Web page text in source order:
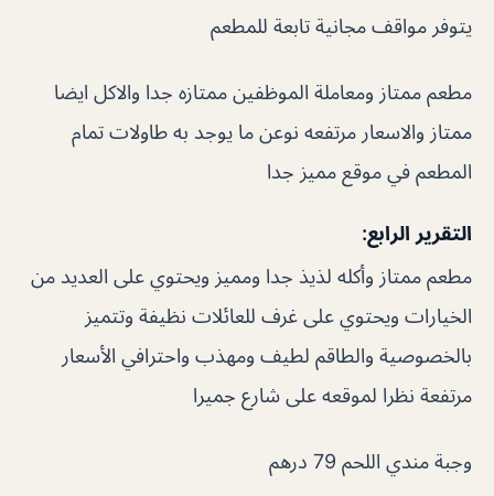
يتوفر مواقف مجانية تابعة للمطعم
مطعم ممتاز ومعاملة الموظفين ممتازه جدا والاكل ايضا
ممتاز والاسعار مرتفعه نوعن ما يوجد به طاولات تمام
المطعم في موقع مميز جدا
التقرير الرابع:
مطعم ممتاز وأكله لذيذ جدا ومميز ويحتوي على العديد من
الخيارات ويحتوي على غرف للعائلات نظيفة وتتميز
بالخصوصية والطاقم لطيف ومهذب واحترافي الأسعار
مرتفعة نظرا لموقعه على شارع جميرا
وجبة مندي اللحم 79 درهم